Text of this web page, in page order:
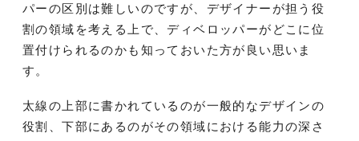
パーの区別は難しいのですが、デザイナーが担う役
割の領域を考える上で、ディベロッパーがどこに位
置付けられるのかも知っておいた方が良い思いま
す。
太線の上部に書かれているのが一般的なデザインの
役割、下部にあるのがその領域における能力の深さ